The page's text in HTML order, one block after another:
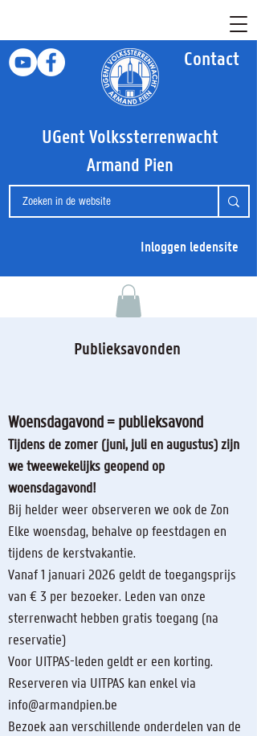
Contact
UGent Volkssterrenwacht
Armand Pien
Inloggen ledensite
Publieksavonden
Woensdagavond = publieksavond
Tijdens de zomer (juni, juli en augustus) zijn
we tweewekelijks geopend op
woensdagavond!
Bij helder weer observeren we ook de Zon
Elke woensdag, behalve op feestdagen en
tijdens de kerstvakantie.
Vanaf 1 januari 2026 geldt de toegangsprijs
van € 3 per bezoeker. Leden van onze
sterrenwacht hebben gratis toegang (na
reservatie)
Voor UITPAS-leden geldt er een korting.
Reserveren via UITPAS kan enkel via
info@armandpien.be
Bezoek aan verschillende onderdelen van de